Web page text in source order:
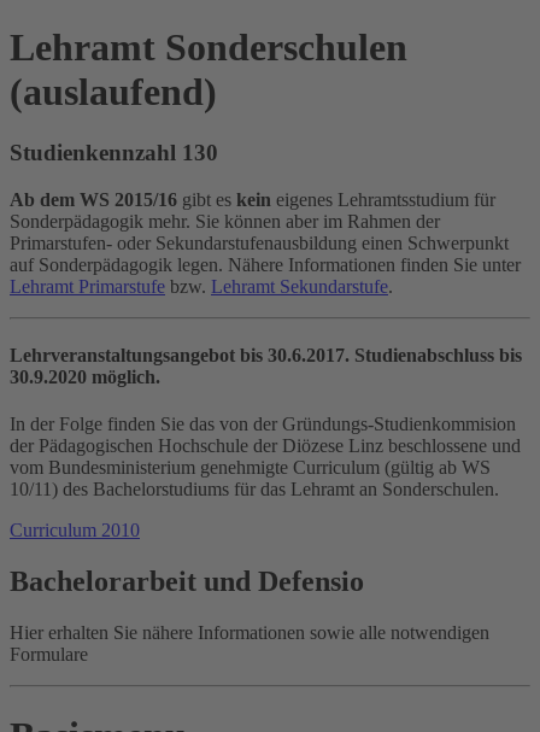
Lehramt Sonderschulen
(auslaufend)
Studienkennzahl 130
Ab dem WS 2015/16 gibt es kein eigenes Lehramtsstudium für
Sonderpädagogik mehr. Sie können aber im Rahmen der
Primarstufen- oder Sekundarstufenausbildung einen Schwerpunkt
auf Sonderpädagogik legen. Nähere Informationen finden Sie unter
Lehramt Primarstufe bzw. Lehramt Sekundarstufe.
Lehrveranstaltungsangebot bis 30.6.2017. Studienabschluss bis
30.9.2020 möglich.
In der Folge finden Sie das von der Gründungs-Studienkommision
der Pädagogischen Hochschule der Diözese Linz beschlossene und
vom Bundesministerium genehmigte Curriculum (gültig ab WS
10/11) des Bachelorstudiums für das Lehramt an Sonderschulen.
Curriculum 2010
Bachelorarbeit und Defensio
Hier erhalten Sie nähere Informationen sowie alle notwendigen
Formulare